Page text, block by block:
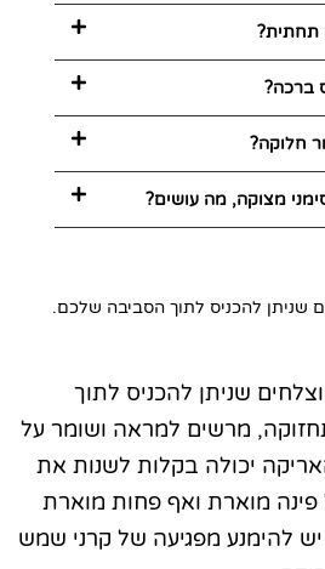
תחתית?
ברכה?
חלוקה?
מצוקה, מה עושים?
שניתן להכניס לתוך הסביבה שלכם.
שניתן להכניס לתוך
מרשים למראה ושומר על
יכולה בקלות לשנות את
פינה מוארת ואף פחות מוארת
להימנע מפגיעה של קרני שמש